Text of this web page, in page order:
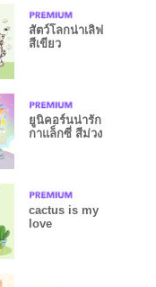
สัตว์โลกน่าเลิฟ
สีเขียว
ยูนิคอร์นน่ารัก
กาแล็กซี่ สีม่วง
cactus is my
love